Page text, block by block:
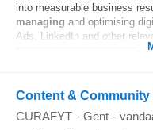
into measurable business
managing and optimising
Ads, LinkedIn and other
Content & Community
CURAFYT - Gent -